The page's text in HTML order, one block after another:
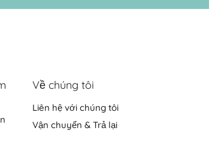
Về chúng tôi
Liên hệ với chúng tôi
Vận chuyển & Trả lại